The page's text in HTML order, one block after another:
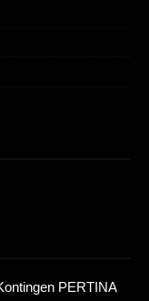
PERTINA